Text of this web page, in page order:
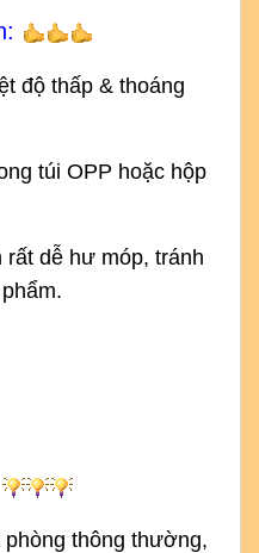
độ thấp & thoáng
túi OPP hoặc hộp
rất dễ hư móp, tránh
phòng thông thường,